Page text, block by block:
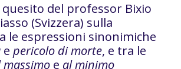
quesito del professor Bixio
(Svizzera) sulla
le espressioni sinonimiche
e pericolo di morte, e tra le
massimo e al minimo